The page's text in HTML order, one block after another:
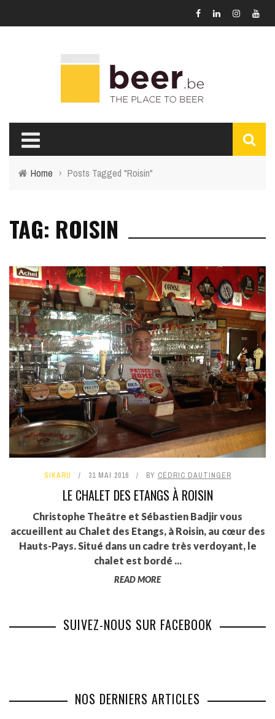
Home › Posts Tagged "Roisin"
TAG: ROISIN
SIKARU 31 MAI 2016 BY CÉDRIC DAUTINGER
LE CHALET DES ETANGS À ROISIN
Christophe Theâtre et Sébastien Badjir vous
accueillent au Chalet des Etangs, à Roisin, au cœur des
Hauts-Pays. Situé dans un cadre très verdoyant, le
chalet est bordé ...
READ MORE
SUIVEZ-NOUS SUR FACEBOOK
NOS DERNIERS ARTICLES